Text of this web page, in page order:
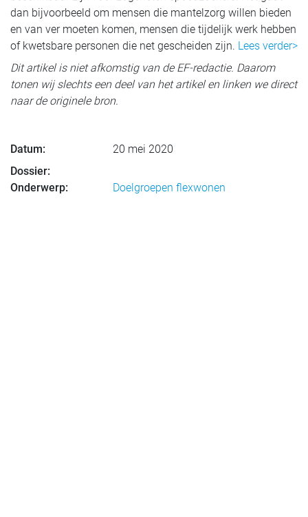
dan bijvoorbeeld om mensen die mantelzorg willen bieden
en van ver moeten komen, mensen die tijdelijk werk hebben
of kwetsbare personen die net gescheiden zijn. Lees verder>
Dit artikel is niet afkomstig van de EF-redactie. Daarom
tonen wij slechts een deel van het artikel en linken we direct
naar de originele bron.
Datum:
20 mei 2020
Dossier:
Onderwerp:
Doelgroepen flexwonen